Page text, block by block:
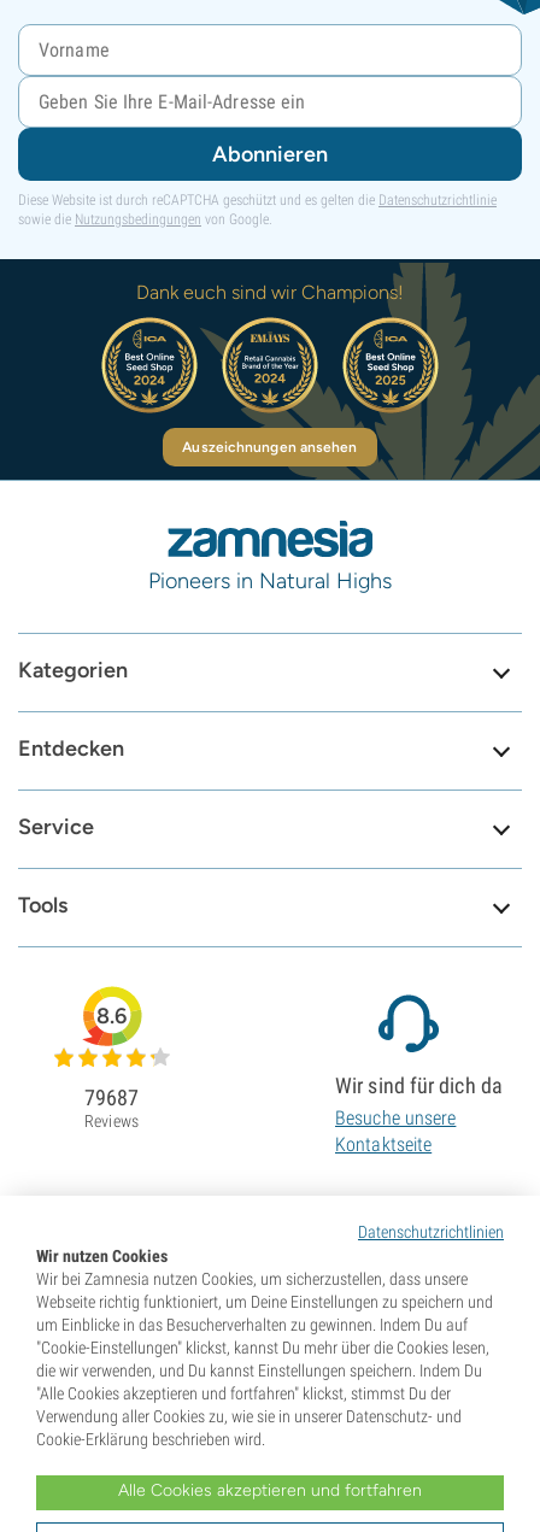
Abonnieren
Diese Website ist durch reCAPTCHA geschützt und es gelten die Datenschutzrichtlinie
sowie die Nutzungsbedingungen von Google.
Dank euch sind wir Champions!
Auszeichnungen ansehen
Pioneers in Natural Highs
Kategorien
Entdecken
Service
Tools
Datenschutzrichtlinien
Wir nutzen Cookies
Wir bei Zamnesia nutzen Cookies, um sicherzustellen, dass unsere
Webseite richtig funktioniert, um Deine Einstellungen zu speichern und
um Einblicke in das Besucherverhalten zu gewinnen. Indem Du auf
"Cookie-Einstellungen" klickst, kannst Du mehr über die Cookies lesen,
die wir verwenden, und Du kannst Einstellungen speichern. Indem Du
"Alle Cookies akzeptieren und fortfahren" klickst, stimmst Du der
Verwendung aller Cookies zu, wie sie in unserer Datenschutz- und
Cookie-Erklärung beschrieben wird.
Alle Cookies akzeptieren und fortfahren
8.6
79687
Reviews
Wir sind für dich da
Besuche unsere
Kontaktseite
* Samen werden als Souvenirs verkauft. In vielen Ländern ist die Keimung von Samen illegal. Informiere